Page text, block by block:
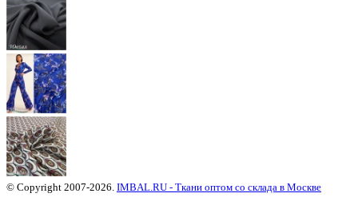
© Copyright 2007-2026. IMBAL.RU - Ткани оптом со склада в Москве